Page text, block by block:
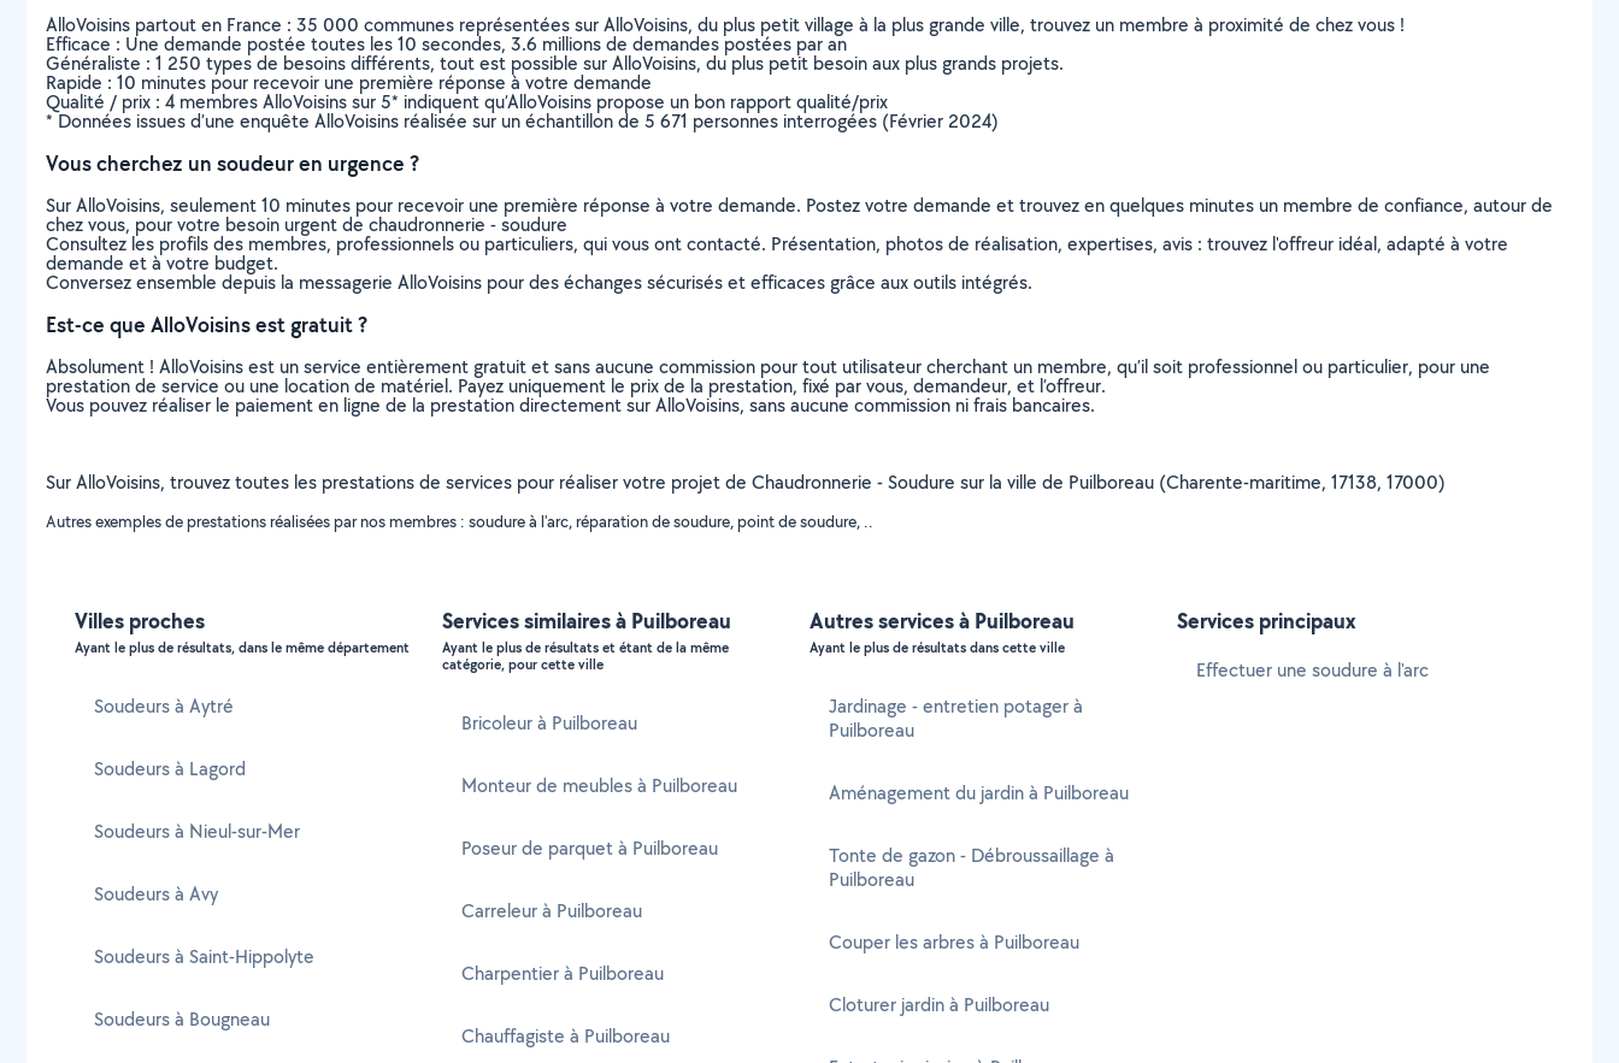
AlloVoisins partout en France : 35 000 communes représentées sur AlloVoisins, du plus petit village à la plus grande ville, trouvez un membre à proximité de chez vous !
Efficace : Une demande postée toutes les 10 secondes, 3.6 millions de demandes postées par an
Généraliste : 1 250 types de besoins différents, tout est possible sur AlloVoisins, du plus petit besoin aux plus grands projets.
Rapide : 10 minutes pour recevoir une première réponse à votre demande
Qualité / prix : 4 membres AlloVoisins sur 5* indiquent qu’AlloVoisins propose un bon rapport qualité/prix
* Données issues d’une enquête AlloVoisins réalisée sur un échantillon de 5 671 personnes interrogées (Février 2024)
Vous cherchez un soudeur en urgence ?
Sur AlloVoisins, seulement 10 minutes pour recevoir une première réponse à votre demande. Postez votre demande et trouvez en quelques minutes un membre de confiance, autour de
chez vous, pour votre besoin urgent de chaudronnerie - soudure
Consultez les profils des membres, professionnels ou particuliers, qui vous ont contacté. Présentation, photos de réalisation, expertises, avis : trouvez l'offreur idéal, adapté à votre
demande et à votre budget.
Conversez ensemble depuis la messagerie AlloVoisins pour des échanges sécurisés et efficaces grâce aux outils intégrés.
Est-ce que AlloVoisins est gratuit ?
Absolument ! AlloVoisins est un service entièrement gratuit et sans aucune commission pour tout utilisateur cherchant un membre, qu’il soit professionnel ou particulier, pour une
prestation de service ou une location de matériel. Payez uniquement le prix de la prestation, fixé par vous, demandeur, et l’offreur.
Vous pouvez réaliser le paiement en ligne de la prestation directement sur AlloVoisins, sans aucune commission ni frais bancaires.
Sur AlloVoisins, trouvez toutes les prestations de services pour réaliser votre projet de Chaudronnerie - Soudure sur la ville de Puilboreau (Charente-maritime, 17138, 17000)
Autres exemples de prestations réalisées par nos membres : soudure à l'arc, réparation de soudure, point de soudure, ..
Villes proches
Ayant le plus de résultats, dans le même département
Soudeurs à Aytré
Soudeurs à Lagord
Soudeurs à Nieul-sur-Mer
Soudeurs à Avy
Soudeurs à Saint-Hippolyte
Soudeurs à Bougneau
Services similaires à Puilboreau
Ayant le plus de résultats et étant de la même
catégorie, pour cette ville
Bricoleur à Puilboreau
Monteur de meubles à Puilboreau
Poseur de parquet à Puilboreau
Carreleur à Puilboreau
Charpentier à Puilboreau
Chauffagiste à Puilboreau
Autres services à Puilboreau
Ayant le plus de résultats dans cette ville
Jardinage - entretien potager à
Puilboreau
Aménagement du jardin à Puilboreau
Tonte de gazon - Débroussaillage à
Puilboreau
Couper les arbres à Puilboreau
Cloturer jardin à Puilboreau
Services principaux
Effectuer une soudure à l'arc